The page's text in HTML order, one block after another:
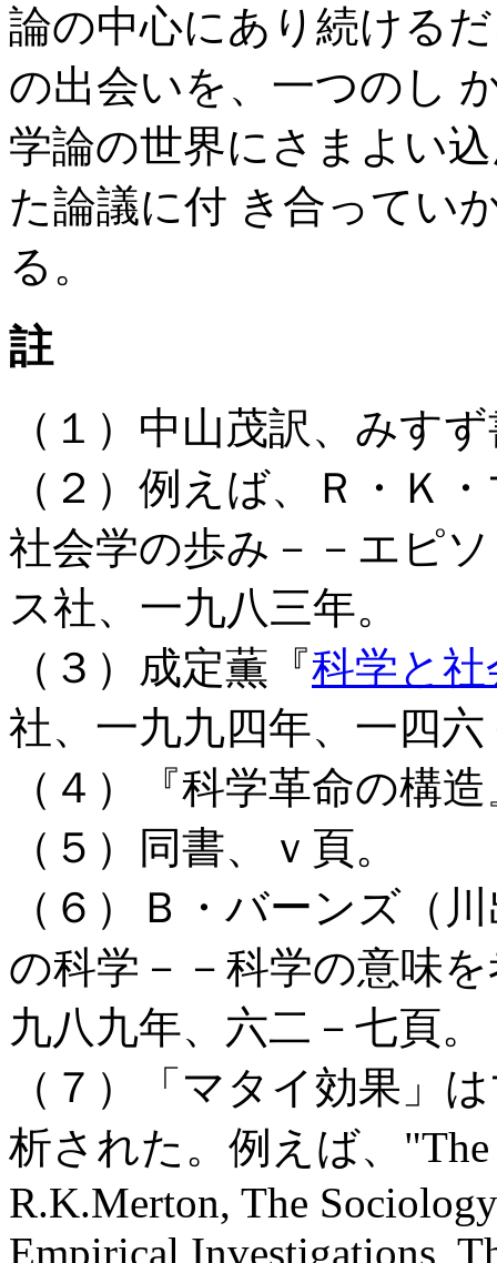
論の中心にあり続ける
の出会いを、一つのし
学論の世界にさまよい
た論議に付 き合ってい
る。
註
（１）中山茂訳、みす
（２）例えば、Ｒ・Ｋ
社会学の歩み－－エピ
ス社、一九八三年。
（３）成定薫『科学と
社、一九九四年、一四
（４）『科学革命の構
（５）同書、ｖ頁。
（６）Ｂ・バーンズ（
の科学－－科学の意味
九八九年、六二－七頁。
（７）「マタイ効果」
析された。例えば、"The
R.K.Merton, The
Empirical Investigations,